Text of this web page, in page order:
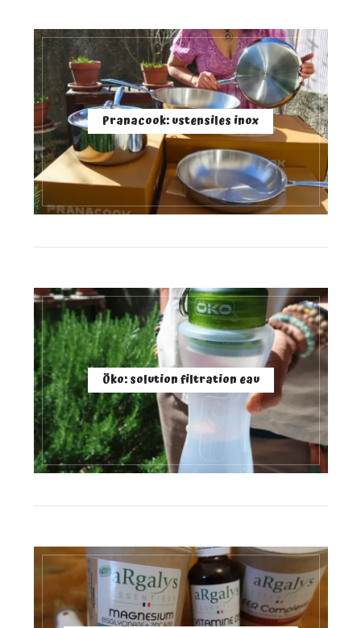
Pranacook: ustensiles inox
Öko: solution filtration eau